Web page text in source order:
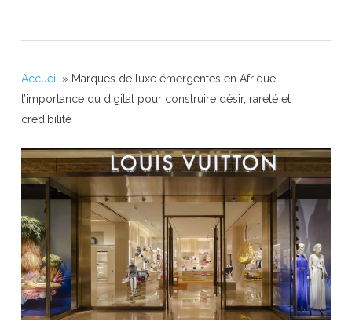
Accueil » Marques de luxe émergentes en Afrique :
l’importance du digital pour construire désir, rareté et
crédibilité